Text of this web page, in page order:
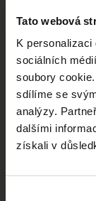
Tato webová
K
sociálních
soubory
sdílíme se
analýzy.
dalšími
získali v